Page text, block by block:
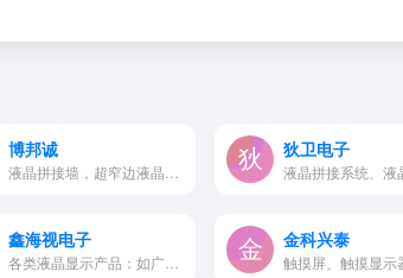
博邦诚 狄卫电子
鑫海视电子
各类液晶显示产品：如广告机、…
金科兴泰